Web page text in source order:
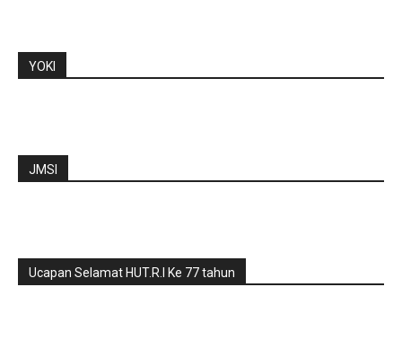
YOKI
JMSI
Ucapan Selamat HUT.R.I Ke 77 tahun